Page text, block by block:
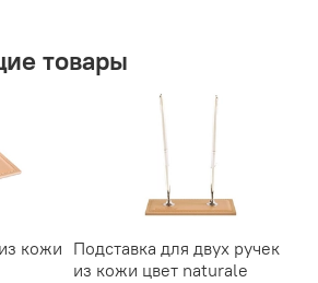
товары
кожи Подставка для двух ручек
из кожи цвет naturale